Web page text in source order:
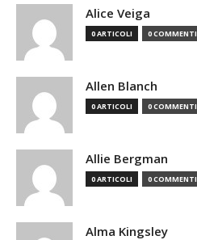
Alice Veiga
0 ARTICOLI 0 COMMENTI
Allen Blanch
0 ARTICOLI 0 COMMENTI
Allie Bergman
0 ARTICOLI 0 COMMENTI
Alma Kingsley